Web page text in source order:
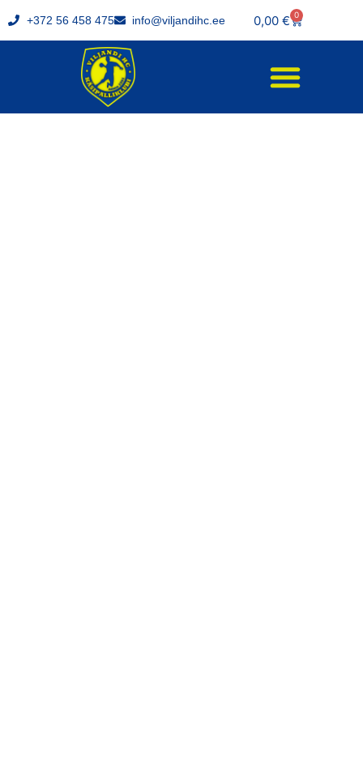
+372 56 458 475 info@viljandihc.ee 0,00 € 0